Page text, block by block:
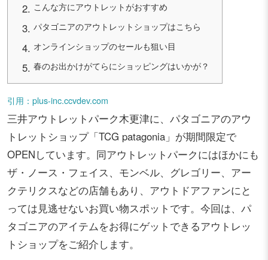
こんな方にアウトレットがおすすめ
パタゴニアのアウトレットショップはこちら
オンラインショップのセールも狙い目
春のお出かけがてらにショッピングはいかが？
引用：plus-inc.ccvdev.com
三井アウトレットパーク木更津に、パタゴニアのアウ
トレットショップ「TCG patagonia」が期間限定で
OPENしています。同アウトレットパークにはほかにも
ザ・ノース・フェイス、モンベル、グレゴリー、アー
クテリクスなどの店舗もあり、アウトドアファンにと
っては見逃せないお買い物スポットです。今回は、パ
タゴニアのアイテムをお得にゲットできるアウトレッ
トショップをご紹介します。